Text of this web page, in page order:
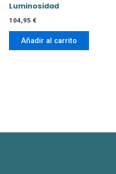
Luminosidad
104,95 €
Añadir al carrito